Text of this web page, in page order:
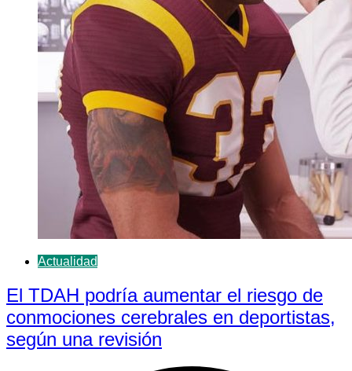
Actualidad
El TDAH podría aumentar el riesgo de
conmociones cerebrales en deportistas,
según una revisión